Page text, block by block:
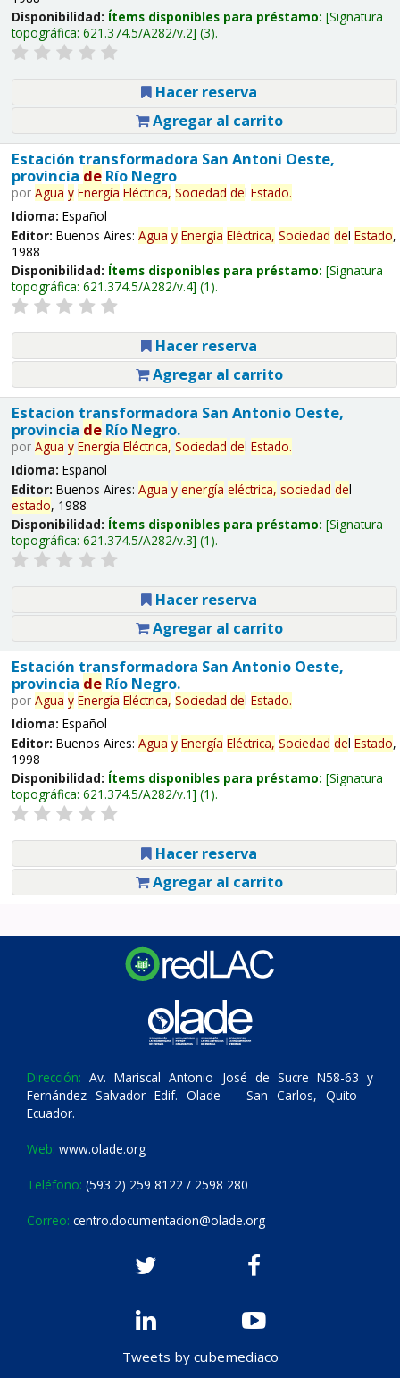
Disponibilidad: Ítems disponibles para préstamo: Signatura
topográfica: 621.374.5/A282/v.2 (3).
Hacer reserva
Agregar al carrito
Estación transformadora San Antoni Oeste,
provincia deRío Negro
por Agua y Energía Eléctrica, Sociedad del Estado.
Idioma: Español
Editor: Buenos Aires: Agua y Energía Eléctrica, Sociedad del Estado,
1988
Disponibilidad: Ítems disponibles para préstamo: Signatura
topográfica: 621.374.5/A282/v.4 (1).
Hacer reserva
Agregar al carrito
Estacion transformadora San Antonio Oeste,
provincia deRío Negro.
por Agua y Energía Eléctrica, Sociedad del Estado.
Idioma: Español
Editor: Buenos Aires: Agua y energía eléctrica, sociedad del
estado, 1988
Disponibilidad: Ítems disponibles para préstamo: Signatura
topográfica: 621.374.5/A282/v.3 (1).
Hacer reserva
Agregar al carrito
Estación transformadora San Antonio Oeste,
provincia deRío Negro.
por Agua y Energía Eléctrica, Sociedad del Estado.
Idioma: Español
Editor: Buenos Aires: Agua y Energía Eléctrica, Sociedad del Estado,
1998
Disponibilidad: Ítems disponibles para préstamo: Signatura
topográfica: 621.374.5/A282/v.1 (1).
Hacer reserva
Agregar al carrito
Dirección: Av. Mariscal Antonio José de Sucre N58-63 y
Fernández Salvador Edif. Olade – San Carlos, Quito –
Ecuador.
Web: www.olade.org
Teléfono: (593 2) 259 8122 / 2598 280
Correo: centro.documentacion@olade.org
Tweets by cubemediaco